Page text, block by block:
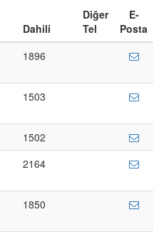
Dahili
Diğer
Tel
E-
Posta
1896
1503
1502
2164
1850